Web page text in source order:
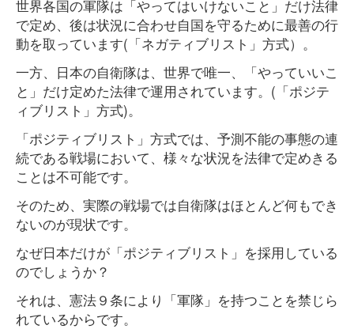
世界各国の軍隊は「やってはいけないこと」だけ法律
で定め、後は状況に合わせ自国を守るために最善の行
動を取っています(「ネガティブリスト」方式）。
一方、日本の自衛隊は、世界で唯一、「やっていいこ
と」だけ定めた法律で運用されています。(「ポジテ
ィブリスト」方式)。
「ポジティブリスト」方式では、予測不能の事態の連
続である戦場において、様々な状況を法律で定めきる
ことは不可能です。
そのため、実際の戦場では自衛隊はほとんど何もでき
ないのが現状です。
なぜ日本だけが「ポジティブリスト」を採用している
のでしょうか？
それは、憲法９条により「軍隊」を持つことを禁じら
れているからです。